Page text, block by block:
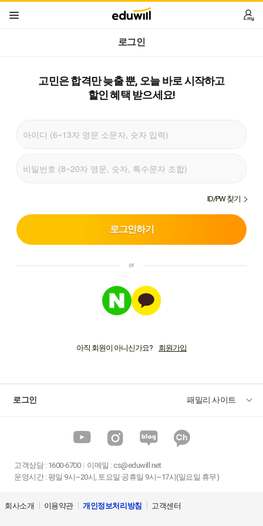
로그인
고민은 합격만 늦출 뿐, 오늘 바로 시작하고
할인 혜택 받으세요!
ID/PW 찾기
로그인하기
아직 회원이 아니신가요?
로그인 패밀리 사이트
고객상담: 1600-6700 이메일 : cs@eduwill.net
운영시간 : 평일 9시~20시, 토요일·공휴일 9시~17시(일요일 휴무)
회사소개 이용약관 개인정보처리방침 고객센터